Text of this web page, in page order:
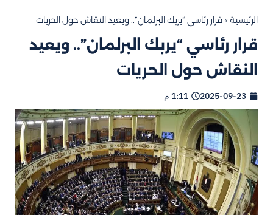
الرئيسية »قرار رئاسي “يربك البرلمان”.. ويعيد النقاش حول الحريات
قرار رئاسي “يربك البرلمان”.. ويعيد
النقاش حول الحريات
2025-09-23 1:11 م